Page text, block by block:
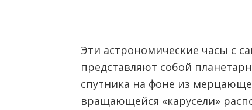
Эти астрономические часы с
представляют собой
спутника на фоне из
вращающейся «карусели»